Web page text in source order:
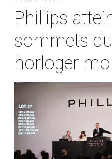
Phillips
sommets
horloger